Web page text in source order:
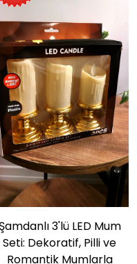
Başla
Şamdanlı 3'lü LED Mum
Seti: Dekoratif, Pilli ve
Romantik Mumlarla